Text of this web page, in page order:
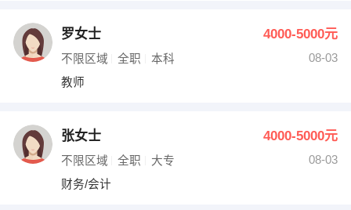
罗女士 4000-5000元
不限区域 全职 本科
08-03
教师
张女士 4000-5000元
不限区域 全职 大专
08-03
财务/会计